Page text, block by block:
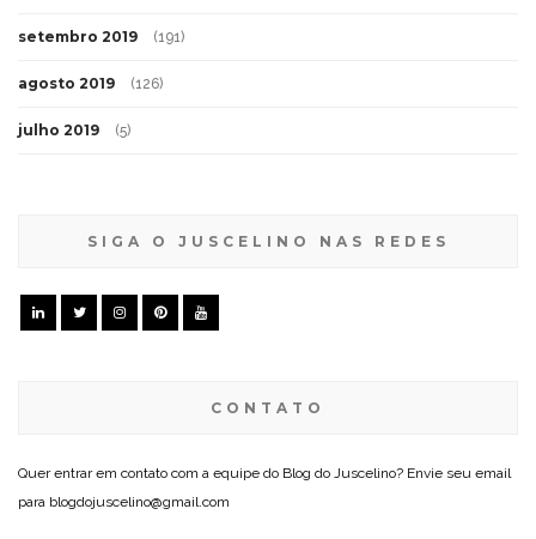
setembro 2019 (191)
agosto 2019 (126)
julho 2019 (5)
SIGA O JUSCELINO NAS REDES
CONTATO
Quer entrar em contato com a equipe do Blog do Juscelino? Envie seu email
para blogdojuscelino@gmail.com